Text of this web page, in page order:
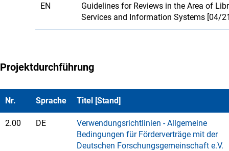
EN
Guidelines for Reviews in the Area of
Services and Information Systems [04/
Projektdurchführung
Nr. Sprache Titel [Stand]
2.00 DE
Verwendungsrichtlinien - Allgemeine
Bedingungen für Förderverträge mit der
Deutschen Forschungsgemeinschaft e.V.